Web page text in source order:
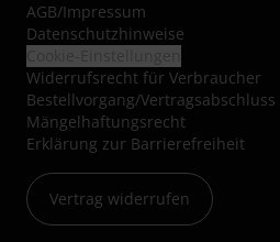
AGB/Impressum
Datenschutzhinweise
Widerrufsrecht für Verbraucher
Bestellvorgang/Vertragsabschluss
Mängelhaftungsrecht
Erklärung zur Barrierefreiheit
Vertrag widerrufen